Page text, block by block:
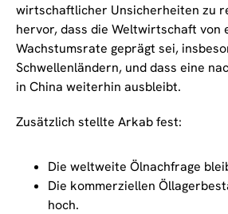
wirtschaftlicher Unsicherheiten zu
hervor, dass die Weltwirtschaft von
Wachstumsrate geprägt sei,
Schwellenländern, und dass eine
in China weiterhin ausbleibt.
Zusätzlich stellte Arkab fest:
Die weltweite Ölnachfrage
Die kommerziellen
hoch.